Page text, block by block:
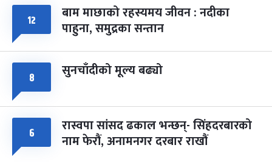
८ फागुपूर्णिमा
चैत्र ८, २०८३- Mar 22, 2027
७ महिना बाँकी
१२ बाम माछाको रहस्यमय जीवन : नदीका
पाहुना, समुद्रका सन्तान
८ सुनचाँदीको मूल्य बढ्यो
६ रास्वपा सांसद ढकाल भन्छन्- सिंहदरबारको
नाम फेरौं, अनामनगर दरबार राखौं